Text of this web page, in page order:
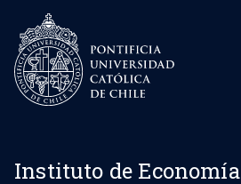
Instituto de Economía